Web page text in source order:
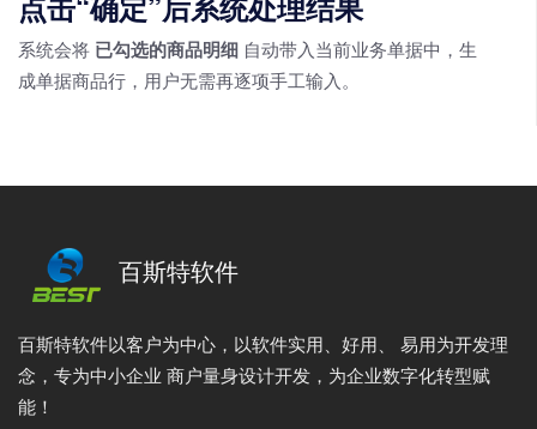
系统会将 已勾选的商品明细 自动带入当前业务单据中，生
成单据商品行，用户无需再逐项手工输入。
百斯特软件
百斯特软件以客户为中心，以软件实用、好用、 易用为开发理
念，专为中小企业 商户量身设计开发，为企业数字化转型赋
能！